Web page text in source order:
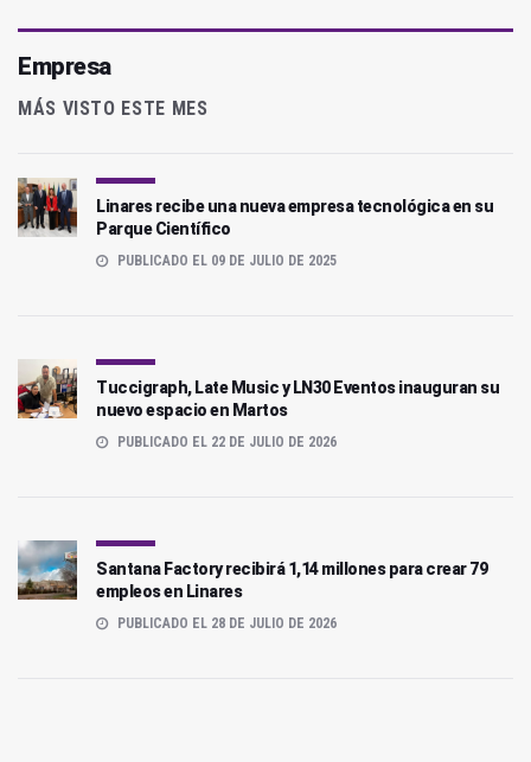
Empresa
MÁS VISTO ESTE MES
Linares recibe una nueva empresa tecnológica en su
Parque Científico
PUBLICADO EL 09 DE JULIO DE 2025
Tuccigraph, Late Music y LN30 Eventos inauguran su
nuevo espacio en Martos
PUBLICADO EL 22 DE JULIO DE 2026
Santana Factory recibirá 1,14 millones para crear 79
empleos en Linares
PUBLICADO EL 28 DE JULIO DE 2026